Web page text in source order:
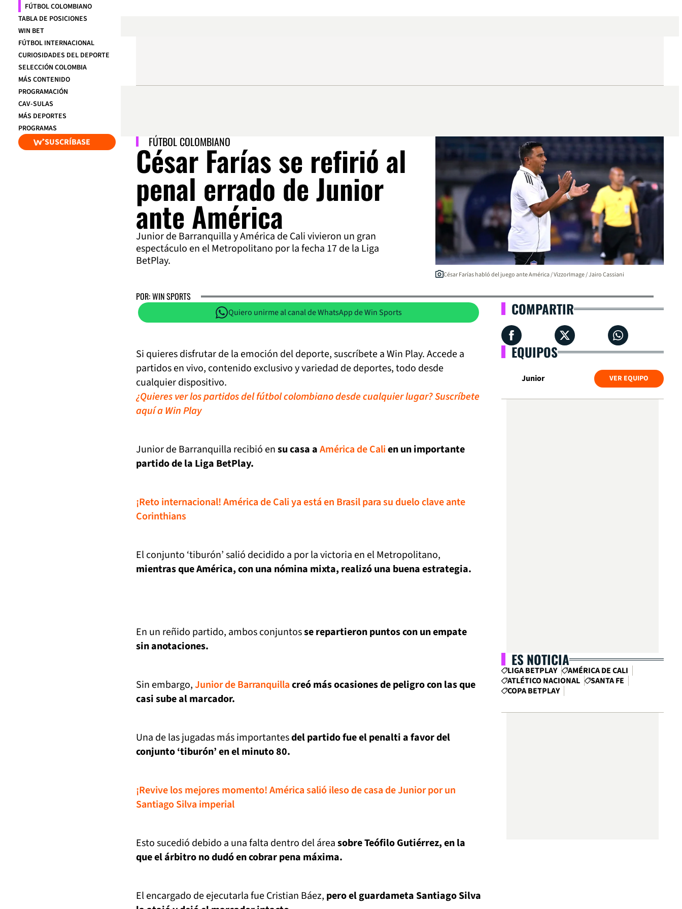
FÚTBOL COLOMBIANO
TABLA DE POSICIONES
WIN BET
FÚTBOL INTERNACIONAL
CURIOSIDADES DEL DEPORTE
SELECCIÓN COLOMBIA
MÁS CONTENIDO
PROGRAMACIÓN
CAV-SULAS
MÁS DEPORTES
PROGRAMAS
SUSCRÍBASE FÚTBOL COLOMBIANO
César Farías se refirió al
penal errado de Junior
ante América
Junior de Barranquilla y América de Cali vivieron un gran
espectáculo en el Metropolitano por la fecha 17 de la Liga
BetPlay.
César Farías habló del juego ante América / VizzorImage / Jairo Cassiani
POR: WIN SPORTS
Quiero unirme al canal de WhatsApp de Win Sports
Si quieres disfrutar de la emoción del deporte, suscríbete a Win Play. Accede a
partidos en vivo, contenido exclusivo y variedad de deportes, todo desde
cualquier dispositivo.
¿Quieres ver los partidos del fútbol colombiano desde cualquier lugar? Suscríbete
aquí a Win Play
Junior de Barranquilla recibió ensu casa aAmérica de Calien un importante
partido de la Liga BetPlay.
¡Reto internacional! América de Cali ya está en Brasil para su duelo clave ante
Corinthians
El conjunto ‘tiburón’ salió decidido a por la victoria en el Metropolitano,
mientras que América, con una nómina mixta, realizó una buena estrategia.
En un reñido partido, ambos conjuntosse repartieron puntos con un empate
sin anotaciones.
Sin embargo,Junior de Barranquillacreó más ocasiones de peligro con las que
casi sube al marcador.
Una de las jugadas más importantesdel partido fue el penalti a favor del
conjunto ‘tiburón’ en el minuto 80.
¡Revive los mejores momento! América salió ileso de casa de Junior por un
Santiago Silva imperial
Esto sucedió debido a una falta dentro del áreasobre Teófilo Gutiérrez, en la
que el árbitro no dudó en cobrar pena máxima.
El encargado de ejecutarla fue Cristian Báez, pero el guardameta Santiago Silva
COMPARTIR
EQUIPOS
Junior VER EQUIPO
ES NOTICIA
LIGA BETPLAY
AMÉRICA DE CALI
ATLÉTICO NACIONAL
SANTA FE
COPA BETPLAY